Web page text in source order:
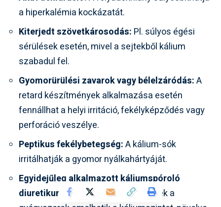
a hiperkalémia kockázatát.
Kiterjedt szövetkárosodás: Pl. súlyos égési
sérülések esetén, mivel a sejtekből kálium
szabadul fel.
Gyomorürülési zavarok vagy bélelzáródás:A
retard készítmények alkalmazása esetén
fennállhat a helyi irritáció, fekélyképződés vagy
perforáció veszélye.
Peptikus fekélybetegség:A kálium-sók
irritálhatják a gyomor nyálkahártyáját.
Egyidejűleg alkalmazott káliumspóroló
diuretikumok vagy ACE-gátlók: Ezek a